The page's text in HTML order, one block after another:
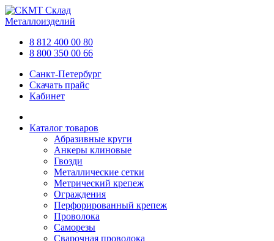
Склад
Металлоизделий
8 812 400 00 80
8 800 350 00 66
Санкт-Петербург
Скачать прайс
Кабинет
Каталог товаров
Абразивные круги
Анкеры клиновые
Гвозди
Металлические сетки
Метрический крепеж
Ограждения
Перфорированный крепеж
Проволока
Саморезы
Сварочная проволока